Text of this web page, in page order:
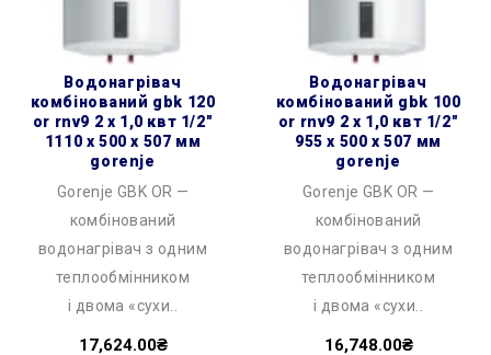
водонагрівач
комбінований gbk 120
or rnv9 2 х 1,0 квт 1/2″
1110 x 500 x 507 мм
gorenje
Gorenje GBK OR —
комбінований
водонагрівач з одним
теплообмінником
і двома «сухи..
17,624.00₴
водонагрівач
комбінований gbk 100
or rnv9 2 х 1,0 квт 1/2″
955 x 500 x 507 мм
gorenje
Gorenje GBK OR —
комбінований
водонагрівач з одним
теплообмінником
і двома «сухи..
16,748.00₴